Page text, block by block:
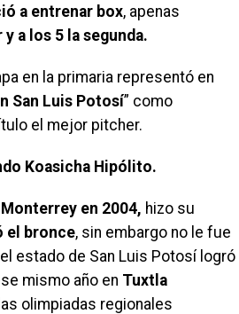
a entrenar box, apenas
a los 5 la segunda.
en la primaria representó en
San Luis Potosí” como
el mejor pitcher.
Koasicha Hipólito.
en 2004, hizo su
el bronce, sin embargo no le fue
estado de San Luis Potosí logró
mismo año en Tuxtla
las olimpiadas regionales